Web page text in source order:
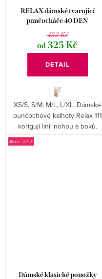
RELAX dámské tvarující
punčocháče 40 DEN
GABRIELLA
452 Kč
od 325 Kč
DETAIL
XS/S, S/M, M/L, L/XL. Dámské
punčochové kalhoty Relax 111
korigují linii nohou a boků.
-27 %
Dámské klasické ponožky